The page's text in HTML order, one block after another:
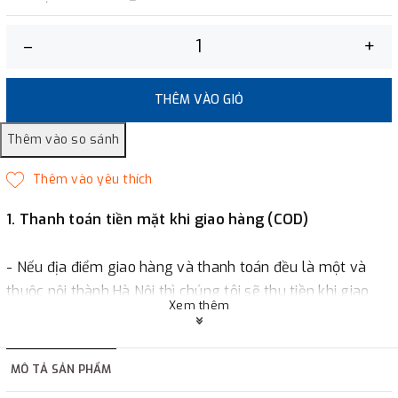
– +
THÊM VÀO GIỎ
1. Thanh toán tiền mặt khi giao hàng (COD)
- Nếu địa điểm giao hàng và thanh toán đều là một và
thuộc nội thành Hà Nội thì chúng tôi sẽ thu tiền khi giao
hàng hoặc khách hàng đặt tiền trước một phần giá trị đơn
2. Thanh toán trực tiếp tại :
Xem thêm
MÔ TẢ SẢN PHẨM